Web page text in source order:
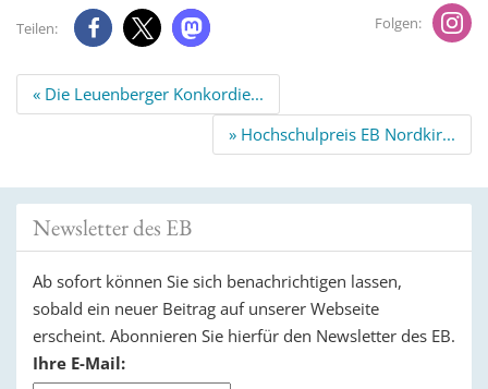
Teilen: Folgen:
Beitrags
Navigation
« Die Leuenberger Konkordie...
» Hochschulpreis EB Nordkir...
Newsletter des EB
Ab sofort können Sie sich benachrichtigen lassen,
sobald ein neuer Beitrag auf unserer Webseite
erscheint. Abonnieren Sie hierfür den Newsletter des EB.
Ihre E-Mail: